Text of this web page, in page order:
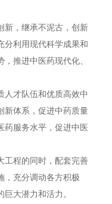
新，继承不泥古，创新
分利用现代科学成果和
推进中医药现代化、
人才队伍和优质高效中
新体系，促进中药质量
药服务水平，促进中医
工程的同时，配套完善
，充分调动各方积极
大潜力和活力。